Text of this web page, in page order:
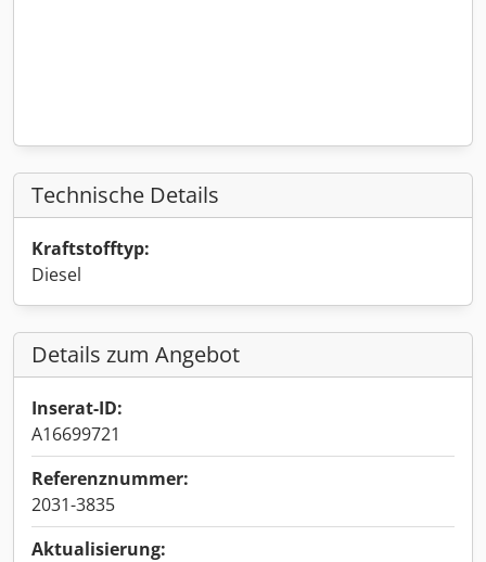
Technische Details
Kraftstofftyp:
Diesel
Details zum Angebot
Inserat-ID:
A16699721
Referenznummer:
2031-3835
Aktualisierung: